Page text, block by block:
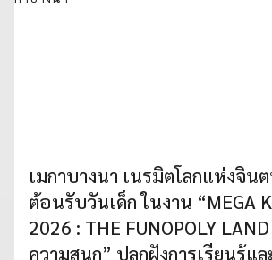
เมกาบางนา เนรมิตโลกแห่งจิน
ต้อนรับวันเด็ก ในงาน “MEGA
2026 : THE FUNOPOLY
ความสนุก” ปลูกฝังการเรียนรู้แล